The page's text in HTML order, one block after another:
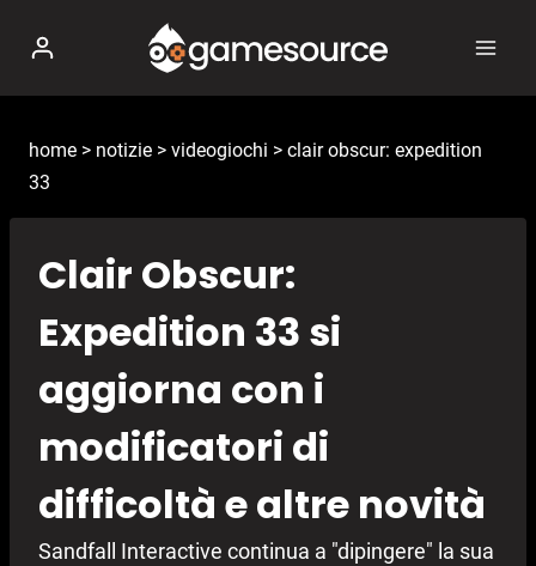
contenuto
home > notizie > videogiochi > clair obscur: expedition
33
Clair Obscur:
Expedition 33 si
aggiorna con i
modificatori di
difficoltà e altre novità
Sandfall Interactive continua a "dipingere" la sua